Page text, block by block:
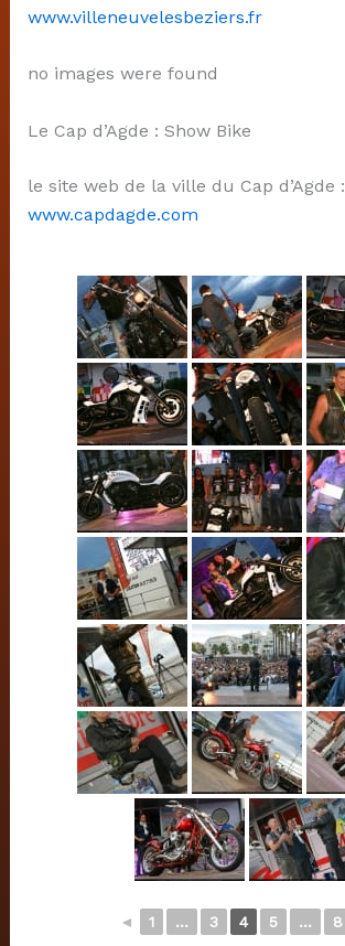
www.villeneuvelesbeziers.fr
no images were found
Le Cap d’Agde : Show Bike
le site web de la ville du Cap d’Agde :
www.capdagde.com
◄ 1 ... 3 4 5 ... 8